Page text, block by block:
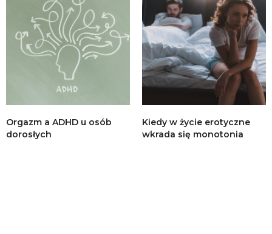
Orgazm a ADHD u osób
dorosłych
Kiedy w życie erotyczne
wkrada się monotonia